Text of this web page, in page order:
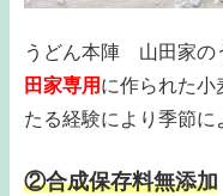
うどん本陣 山田家の
田家専用 に作られた小
たる経験により季節に
②合成保存料無添加